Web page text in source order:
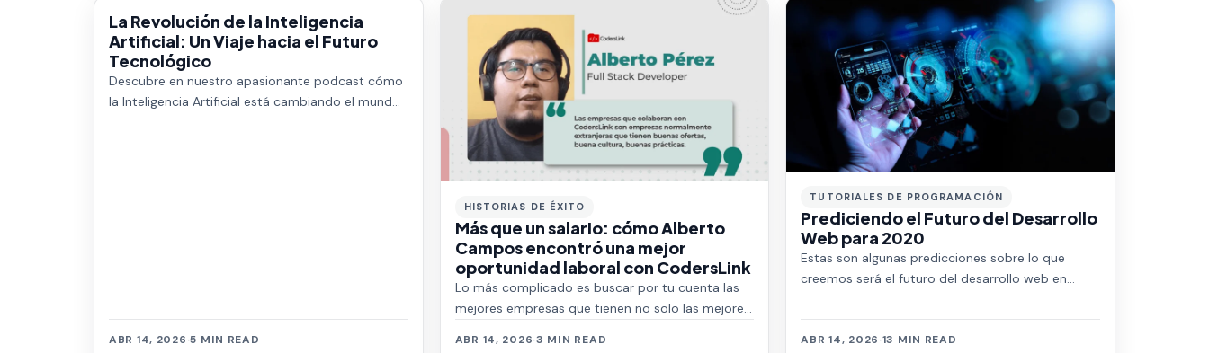
La Revolución de la Inteligencia
Artificial: Un Viaje hacia el Futuro
Tecnológico
Descubre en nuestro apasionante podcast cómo
la Inteligencia Artificial está cambiando el mundo.
ABR 14, 2026·5 MIN READ
HISTORIAS DE ÉXITO
Más que un salario: cómo Alberto
Campos encontró una mejor
oportunidad laboral con CodersLink
Lo más complicado es buscar por tu cuenta las
mejores empresas que tienen no solo las mejores
ABR 14, 2026·3 MIN READ
TUTORIALES DE PROGRAMACIÓN
Prediciendo el Futuro del Desarrollo
Web para 2020
Estas son algunas predicciones sobre lo que
creemos será el futuro del desarrollo web en
Jav…
ABR 14, 2026·13 MIN READ